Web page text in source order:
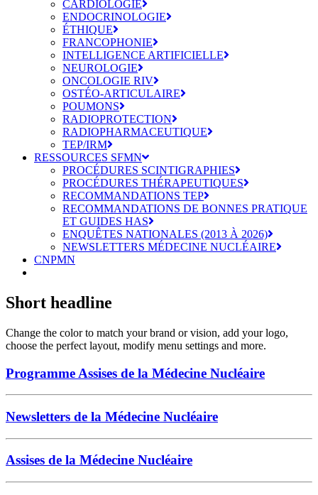
CARDIOLOGIE
ENDOCRINOLOGIE
ÉTHIQUE
FRANCOPHONIE
INTELLIGENCE ARTIFICIELLE
NEUROLOGIE
ONCOLOGIE RIV
OSTÉO-ARTICULAIRE
POUMONS
RADIOPROTECTION
RADIOPHARMACEUTIQUE
TEP/IRM
RESSOURCES SFMN
PROCÉDURES SCINTIGRAPHIES
PROCÉDURES THÉRAPEUTIQUES
RECOMMANDATIONS TEP
RECOMMANDATIONS DE BONNES PRATIQUE
ET GUIDES HAS
ENQUÊTES NATIONALES (2013 À 2026)
NEWSLETTERS MÉDECINE NUCLÉAIRE
CNPMN
Short headline
Change the color to match your brand or vision, add your logo,
choose the perfect layout, modify menu settings and more.
Programme Assises de la Médecine Nucléaire
Newsletters de la Médecine Nucléaire
Assises de la Médecine Nucléaire